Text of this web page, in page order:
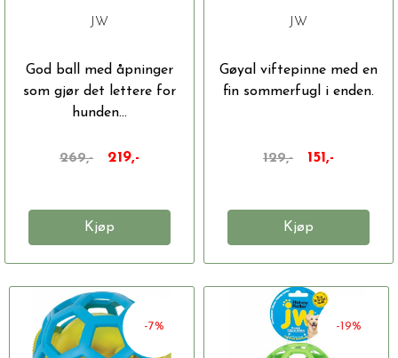
JW
God ball med åpninger
som gjør det lettere for
hunden...
269,- 219,-
Kjøp
JW
Gøyal viftepinne med en
fin sommerfugl i enden.
129,- 151,-
Kjøp
-7% -19%